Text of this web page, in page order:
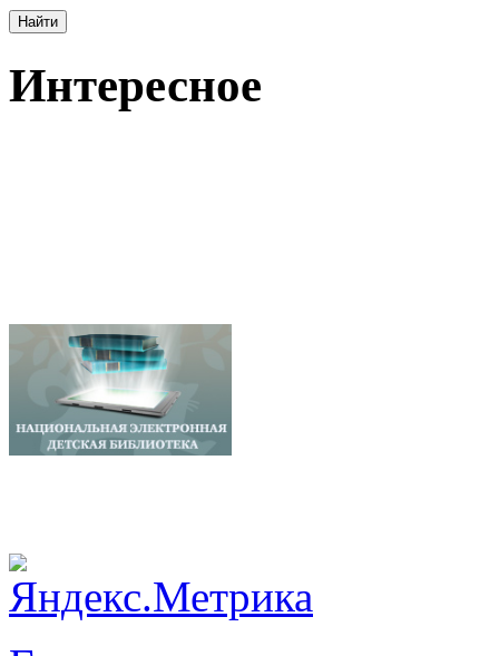
Интересное